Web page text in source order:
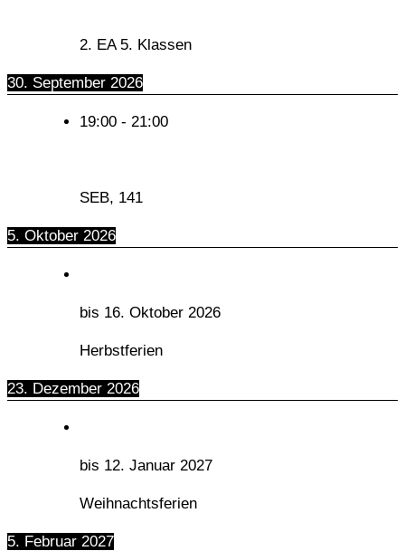
2. EA 5. Klassen
30. September 2026
19:00 - 21:00
SEB, 141
5. Oktober 2026
bis 16. Oktober 2026
Herbstferien
23. Dezember 2026
bis 12. Januar 2027
Weihnachtsferien
5. Februar 2027